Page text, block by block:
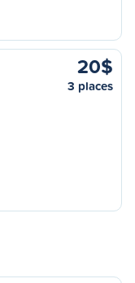
20$
3 places